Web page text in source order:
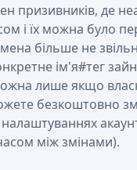
призивників, де
і їх можна було
більше не
ім'я#тег
лише якщо
безкоштовно
між змінами).